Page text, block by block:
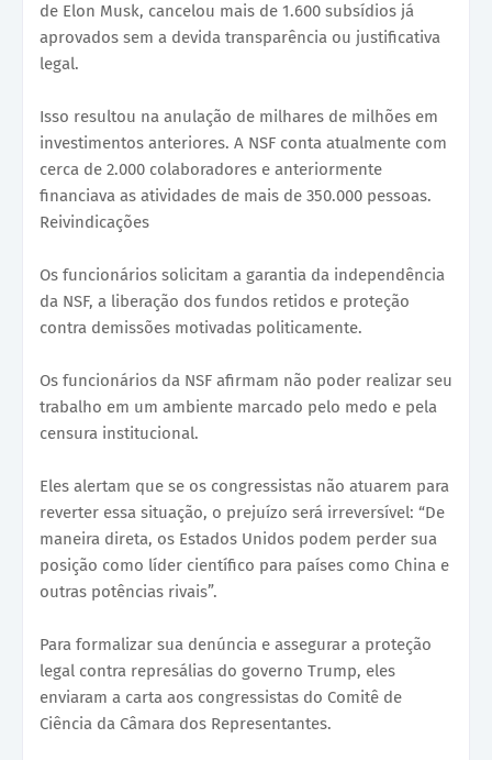
de Elon Musk, cancelou mais de 1.600 subsídios já
aprovados sem a devida transparência ou justificativa
legal.
Isso resultou na anulação de milhares de milhões em
investimentos anteriores. A NSF conta atualmente com
cerca de 2.000 colaboradores e anteriormente
financiava as atividades de mais de 350.000 pessoas.
Reivindicações
Os funcionários solicitam a garantia da independência
da NSF, a liberação dos fundos retidos e proteção
contra demissões motivadas politicamente.
Os funcionários da NSF afirmam não poder realizar seu
trabalho em um ambiente marcado pelo medo e pela
censura institucional.
Eles alertam que se os congressistas não atuarem para
reverter essa situação, o prejuízo será irreversível: “De
maneira direta, os Estados Unidos podem perder sua
posição como líder científico para países como China e
outras potências rivais”.
Para formalizar sua denúncia e assegurar a proteção
legal contra represálias do governo Trump, eles
enviaram a carta aos congressistas do Comitê de
Ciência da Câmara dos Representantes.